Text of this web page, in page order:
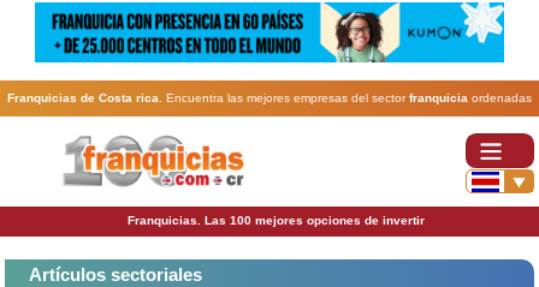
Franquicias de Costa rica . Encuentra las mejores empresas del sectorfranquicia ordenadas
por actividad. En www.100franquicias.cr encontrarás las más rentables, baratas y
Franquicias. Las 100 mejores opciones de invertir
Artículos sectoriales